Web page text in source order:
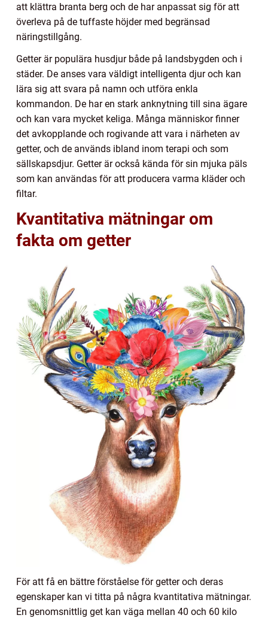
att klättra branta berg och de har anpassat sig för att
överleva på de tuffaste höjder med begränsad
näringstillgång.
Getter är populära husdjur både på landsbygden och i
städer. De anses vara väldigt intelligenta djur och kan
lära sig att svara på namn och utföra enkla
kommandon. De har en stark anknytning till sina ägare
och kan vara mycket keliga. Många människor finner
det avkopplande och rogivande att vara i närheten av
getter, och de används ibland inom terapi och som
sällskapsdjur. Getter är också kända för sin mjuka päls
som kan användas för att producera varma kläder och
filtar.
Kvantitativa mätningar om
fakta om getter
För att få en bättre förståelse för getter och deras
egenskaper kan vi titta på några kvantitativa mätningar.
En genomsnittlig get kan väga mellan 40 och 60 kilo